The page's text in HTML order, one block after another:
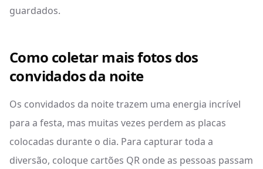
guardados.
Como coletar mais fotos dos
convidados da noite
Os convidados da noite trazem uma energia incrível
para a festa, mas muitas vezes perdem as placas
colocadas durante o dia. Para capturar toda a
diversão, coloque cartões QR onde as pessoas passam